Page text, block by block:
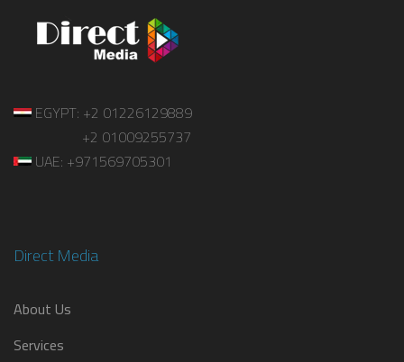
EGYPT: +2 01226129889
+2 01009255737
UAE: +971569705301
Direct Media
About Us
Services